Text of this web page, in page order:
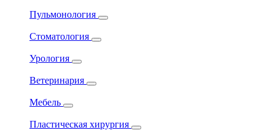
Пульмонология
Стоматология
Урология
Ветеринария
Мебель
Пластическая хирургия